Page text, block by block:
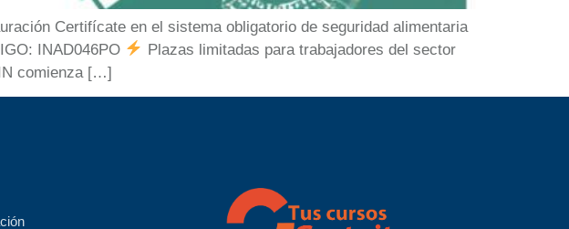
Certifícate en el sistema obligatorio de seguridad alimentaria
INAD046PO
Plazas limitadas para trabajadores del sector
comienza […]